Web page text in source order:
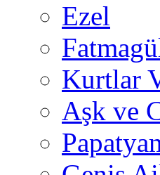
Ezel
Kurtlar
Aşk ve